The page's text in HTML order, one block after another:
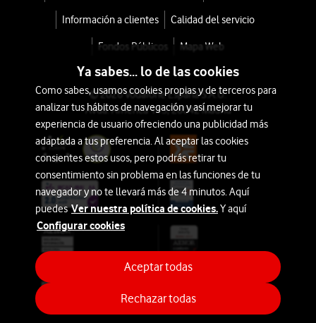
Información a clientes Calidad del servicio
Fondos Públicos Mapa Web
© 2026 Vodafone España S.A.U.
Avda. América 115, 28042 Madrid
Ya sabes... lo de las cookies
Como sabes, usamos cookies propias y de terceros para
analizar tus hábitos de navegación y así mejorar tu
experiencia de usuario ofreciendo una publicidad más
adaptada a tus preferencia. Al aceptar las cookies
consientes estos usos, pero podrás retirar tu
consentimiento sin problema en las funciones de tu
navegador y no te llevará más de 4 minutos. Aquí
puedesVer nuestra política de cookies.Y aquí
Configurar cookies
Rechazar todas
Aceptar todas